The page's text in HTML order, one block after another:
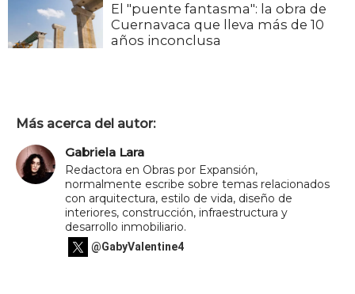
El "puente fantasma": la obra de
Cuernavaca que lleva más de 10
años inconclusa
Más acerca del autor:
Gabriela Lara
Redactora en Obras por Expansión,
normalmente escribe sobre temas relacionados
con arquitectura, estilo de vida, diseño de
interiores, construcción, infraestructura y
desarrollo inmobiliario.
@GabyValentine4